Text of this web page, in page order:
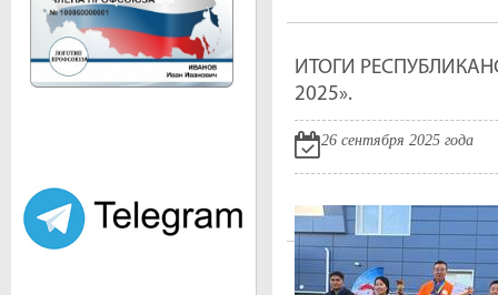
город Улан-Удэ. Население 426 650 (2015).
ПАМЯТНИК ВЛАДИМИРУ ИЛЬИЧУ ЛЕНИНУ
Скульптурное изваяние головы Владимира Ильича Ленина,
установленное в центре города на площади Советов. Является
ИТОГИ
2025».
26 сентября 2025 года